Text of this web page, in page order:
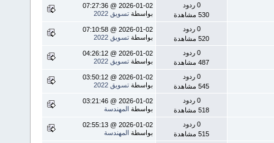
0 ردود
530 مشاهدة
2026-01-02 @ 07:27:36
بواسطة تسويق 2022
0 ردود
520 مشاهدة
2026-01-02 @ 07:10:58
بواسطة تسويق 2022
0 ردود
487 مشاهدة
2026-01-02 @ 04:26:12
بواسطة تسويق 2022
0 ردود
545 مشاهدة
2026-01-02 @ 03:50:12
بواسطة تسويق 2022
0 ردود
518 مشاهدة
2026-01-02 @ 03:21:46
بواسطة المهندسة
0 ردود
515 مشاهدة
2026-01-02 @ 02:55:13
بواسطة المهندسة